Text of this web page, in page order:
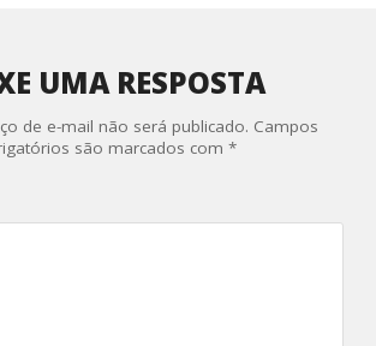
UMA RESPOSTA
de e-mail não será publicado. Campos
são marcados com*